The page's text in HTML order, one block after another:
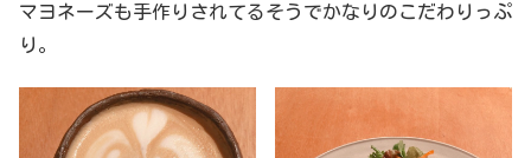
マヨネーズも手作りされてるそうでかなりのこだわりっぷ
り。